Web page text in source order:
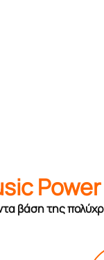
Power
βάση της